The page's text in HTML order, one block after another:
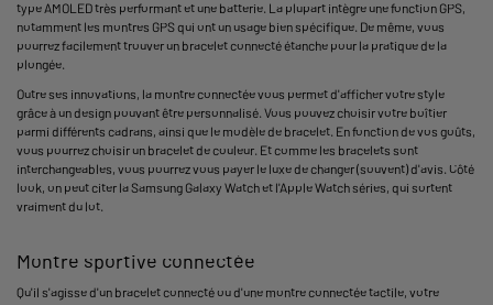
type AMOLED très performant et une batterie. La plupart intègre une fonction GPS,
notamment les montres GPS qui ont un usage bien spécifique. De même, vous
pourrez facilement trouver un bracelet connecté étanche pour la pratique de la
plongée.
Outre ses innovations, la montre connectée vous permet d'afficher votre style
grâce à un design pouvant être personnalisé. Vous pouvez choisir votre boîtier
parmi différents cadrans, ainsi que le modèle de bracelet. En fonction de vos goûts,
vous pourrez choisir un bracelet de couleur. Et comme les bracelets sont
interchangeables, vous pourrez vous payer le luxe de changer (souvent) d'avis. Côté
look, on peut citer la Samsung Galaxy Watch et l'Apple Watch séries, qui sortent
vraiment du lot.
Montre sportive connectée
Qu'il s'agisse d'un bracelet connecté ou d'une montre connectée tactile, votre